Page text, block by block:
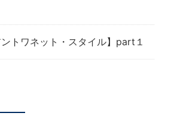
ントワネット・スタイル】part１